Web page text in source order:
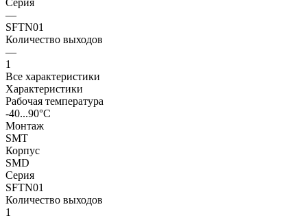
—
SFTN01
Количество выходов
—
1
Все характеристики
Характеристики
Рабочая температура
-40...90°C
Монтаж
SMT
Корпус
SMD
Серия
SFTN01
Количество выходов
1